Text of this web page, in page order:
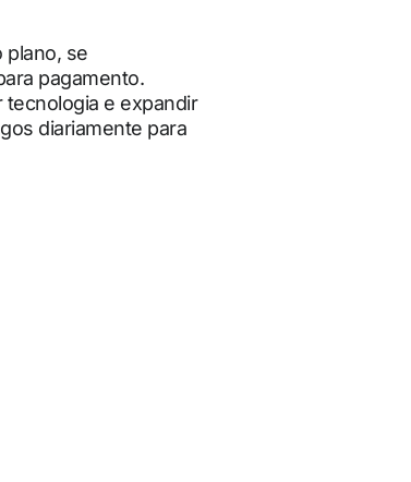
plano, se
pagamento.
tecnologia e expandir
diariamente para